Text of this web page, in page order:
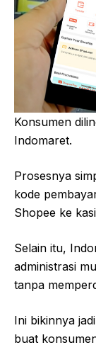
Konsumen
Indomaret.
Prosesnya
kode
Shopee ke
Selain itu,
administrasi
tanpa
Ini bikinnya
buat